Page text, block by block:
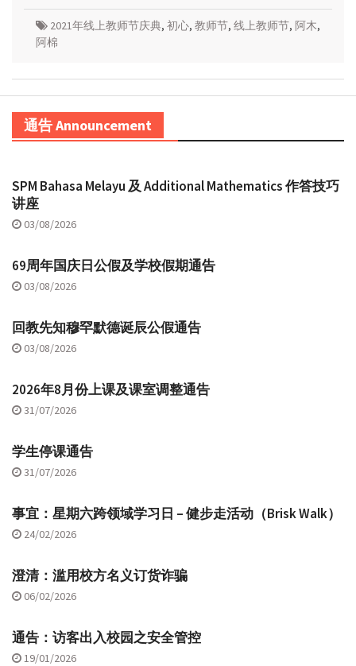
2021年线上教师节庆典, 初心, 教师节, 线上教师节, 阿木,
阿棉
通告 Announcement
SPM Bahasa Melayu 及 Additional Mathematics 作答技巧
讲座
03/08/2026
69周年国庆日公假及学校假期通告
03/08/2026
回教先知穆罕默德诞辰公假通告
03/08/2026
2026年8月份上课及课室调整通告
31/07/2026
学生停课通告
31/07/2026
事宜：星期六跨领域学习日 – 健步走活动（Brisk Walk）
24/02/2026
澄清：滥用校方名义订货诈骗
06/02/2026
通告：访客出入校园之安全管控
19/01/2026